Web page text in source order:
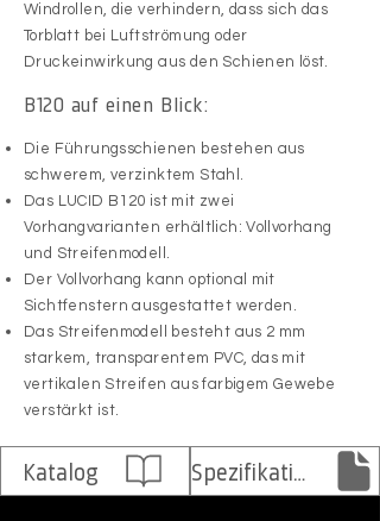
Windrollen, die verhindern, dass sich das
Torblatt bei Luftströmung oder
Druckeinwirkung aus den Schienen löst.
B120 auf einen Blick:
Die Führungsschienen bestehen aus
schwerem, verzinktem Stahl.
Das LUCID B120 ist mit zwei
Vorhangvarianten erhältlich: Vollvorhang
und Streifenmodell.
Der Vollvorhang kann optional mit
Sichtfenstern ausgestattet werden.
Das Streifenmodell besteht aus 2 mm
starkem, transparentem PVC, das mit
vertikalen Streifen aus farbigem Gewebe
verstärkt ist.
Katalog Spezifikation